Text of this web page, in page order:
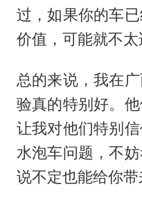
过，如果你的车
价值，可能就不太
总的来说，我在
验真的特别好。
让我对他们特别
水泡车问题，不
说不定也能给你带